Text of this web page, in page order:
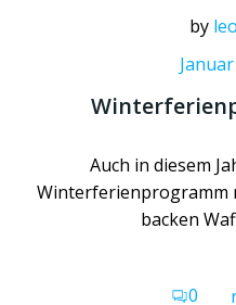
by
Auch in diesem
Winterferienprogramm
backen
0